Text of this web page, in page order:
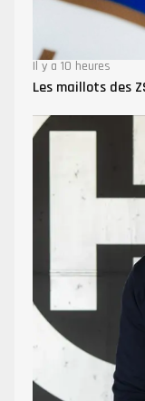
Il y a 10 heures
Les maillots des